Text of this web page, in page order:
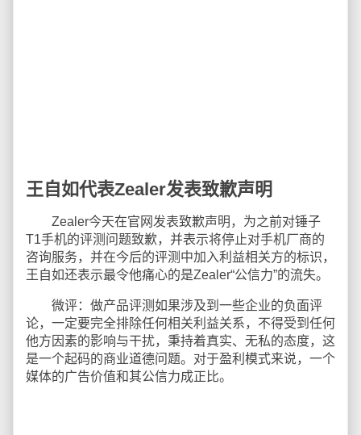
王自如代表Zealer发表致歉声明
Zealer今天在官网发表致歉声明，为之前对锤子
T1手机的评测问题致歉，并表示将停止对手机厂商的
咨询服务，并在今后的评测中加入利益相关方的标识，
王自如还表示最令他痛心的是Zealer“公信力”的流失。
微评：做产品评测如果涉及到一些企业的负面评
论，一定要完全排除任何相关利益关系，不得受到任何
他方因素的影响与干扰，秉持着真实、无私的态度，这
是一个起码的商业道德问题。对于盈利模式来说，一个
媒体的广告价值和其公信力成正比。